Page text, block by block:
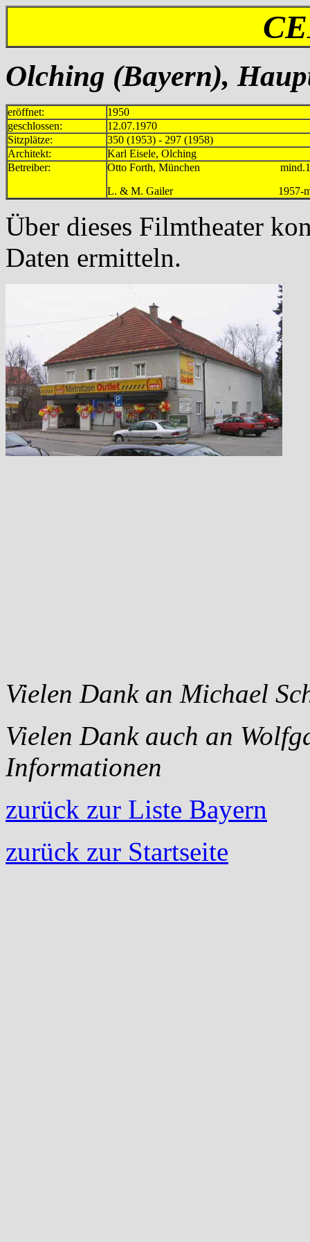
Olching (Bayern),
eröffnet:
1950
geschlossen:
12.07.1970
Sitzplätze:
350 (1953) - 297 (1958)
Architekt:
Karl Eisele, Olching
Betreiber:
Otto Forth, München
L. & M. Gailer 1957-
Über dieses Filmtheater
Daten ermitteln.
Vielen Dank an Michael
Vielen Dank auch an
Informationen
zurück zur Liste Bayern
zurück zur Startseite